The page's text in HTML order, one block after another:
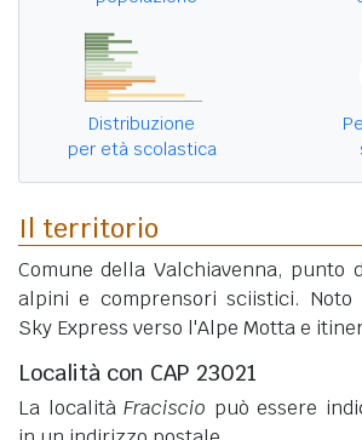
Distribuzione
per età scolastica
Il territorio
Comune della Valchiavenna, punto
alpini e comprensori sciistici.
Sky Express verso l'Alpe Motta e
Località con CAP 23021
La località Fraciscio può essere